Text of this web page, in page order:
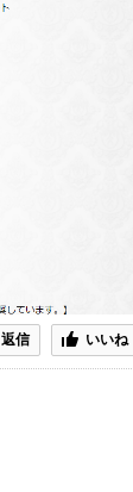
返信 いいね